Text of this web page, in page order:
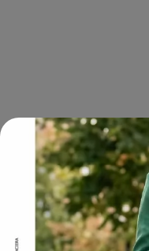
Promoción válida
clientes que realicen
monto máximo de
de acuerdo con la
válida solo durante el
Puntos y podrás
Datos Personales.